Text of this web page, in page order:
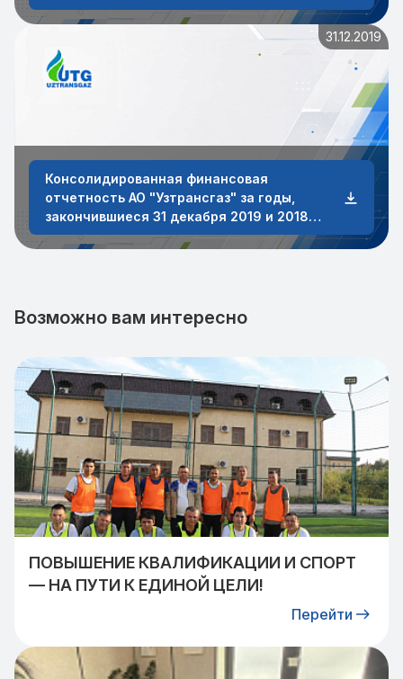
31.12.2019
Консолидированная финансовая
отчетность АО "Узтрансгаз" за годы,
закончившиеся 31 декабря 2019 и 2018
годов
Возможно вам интересно
ПОВЫШЕНИЕ КВАЛИФИКАЦИИ И СПОРТ
— НА ПУТИ К ЕДИНОЙ ЦЕЛИ!
Перейти